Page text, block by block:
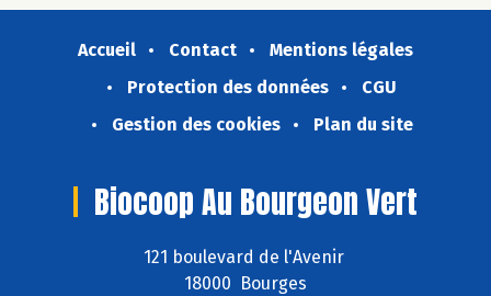
Accueil Contact
Mentions légales
Protection des données
CGU
Gestion des cookies
Plan du site
Biocoop Au Bourgeon Vert
121 boulevard de l'Avenir
18000 Bourges